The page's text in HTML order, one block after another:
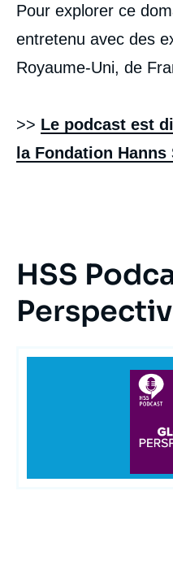
Pour explorer ce
entretenu avec des
Royaume-Uni, de
>> Le podcast est
la Fondation Hanns
HSS